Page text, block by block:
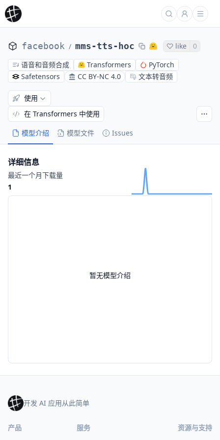
facebook / mms-tts-hoc like
0
语音和音频合成
Transformers
PyTorch
Safetensors
CC BY-NC 4.0 文本转音频
模型介绍 模型文件 Issues
使用
在 Transformers 中使用
暂无模型介绍
详细信息
最近一个月下载量
1
开发 AI 应用从此简单
产品 服务 资源与支持